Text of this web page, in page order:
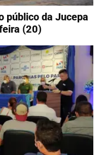
público da Jucepa
(20)